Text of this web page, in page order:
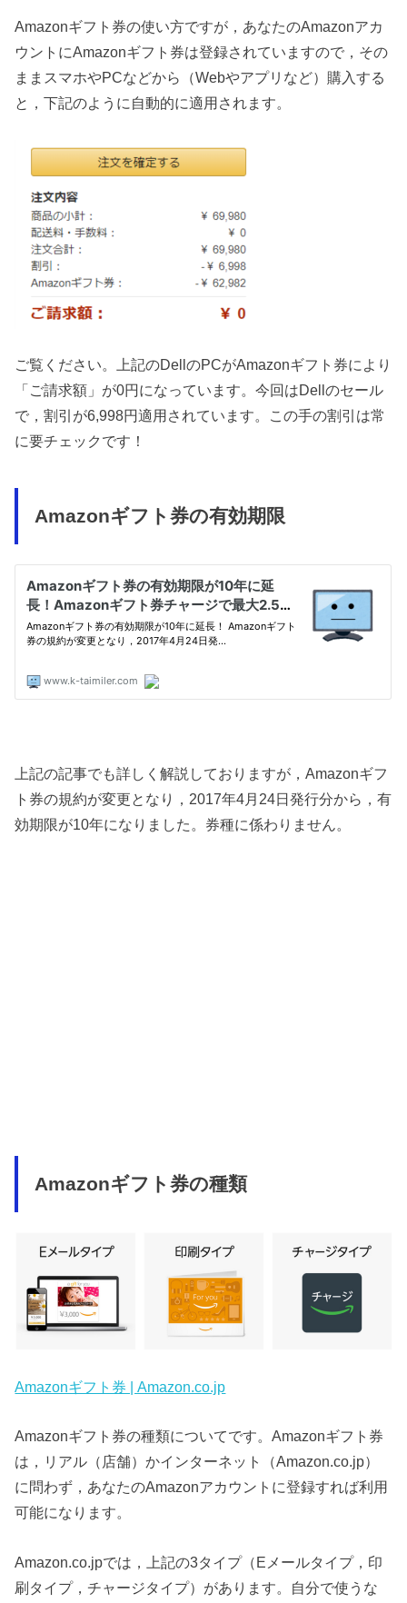
Amazonギフト券の使い方ですが，あなたのAmazonアカ
ウントにAmazonギフト券は登録されていますので，その
ままスマホやPCなどから（Webやアプリなど）購入する
と，下記のように自動的に適用されます。
ご覧ください。上記のDellのPCがAmazonギフト券により
「ご請求額」が0円になっています。今回はDellのセール
で，割引が6,998円適用されています。この手の割引は常
に要チェックです！
Amazonギフト券の有効期限
上記の記事でも詳しく解説しておりますが，Amazonギフ
ト券の規約が変更となり，2017年4月24日発行分から，有
効期限が10年になりました。券種に係わりません。
Amazonギフト券の種類
Amazonギフト券 | Amazon.co.jp
Amazonギフト券の種類についてです。Amazonギフト券
は，リアル（店舗）かインターネット（Amazon.co.jp）
に問わず，あなたのAmazonアカウントに登録すれば利用
可能になります。
Amazon.co.jpでは，上記の3タイプ（Eメールタイプ，印
刷タイプ，チャージタイプ）があります。自分で使うな